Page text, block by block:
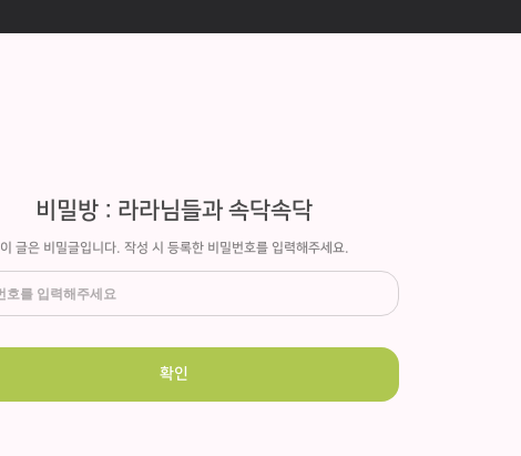
비밀방 : 라라님들과 속닥속닥
이 글은 비밀글입니다. 작성 시 등록한 비밀번호를 입력해주세요.
확인